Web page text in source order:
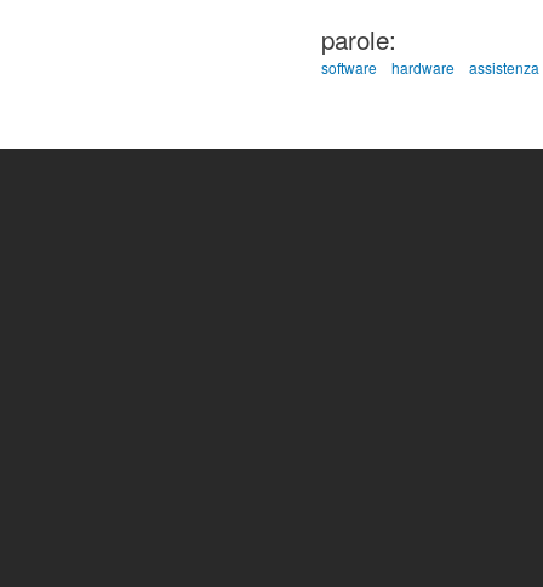
parole:
software hardware assistenza